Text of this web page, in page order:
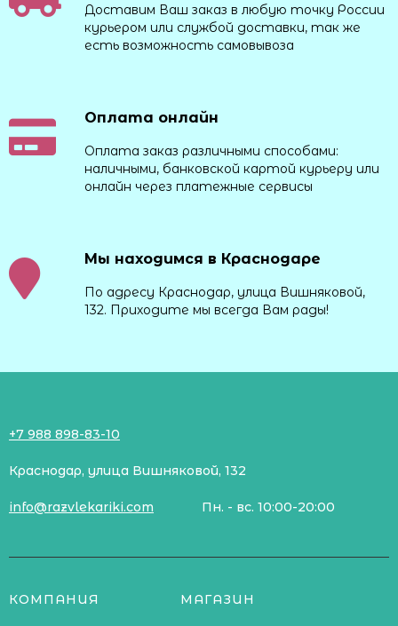
Доставим Ваш заказ в любую точку России
курьером или службой доставки, так же
есть возможность самовывоза
Оплата онлайн
Оплата заказ различными способами:
наличными, банковской картой курьеру или
онлайн через платежные сервисы
Мы находимся в Краснодаре
По адресу Краснодар, улица Вишняковой,
132. Приходите мы всегда Вам рады!
+7 988 898-83-10
Краснодар, улица Вишняковой, 132
info@razvlekariki.com Пн. - вс. 10:00-20:00
КОМПАНИЯ МАГАЗИН